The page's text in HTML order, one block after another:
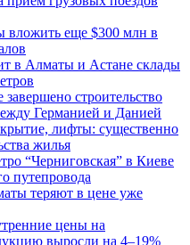
вложить еще $300 млн в
в Алматы и Астане склады
строительство
Германией и Данией
лифты: существенно
жилья
“Черниговская” в Киеве
путепровода
теряют в цене уже
цены на
выросли на 4–19%